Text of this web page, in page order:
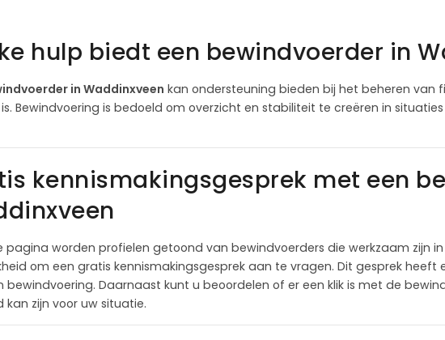
hulp biedt een bewindvoerder in
in Waddinxveen kan ondersteuning bieden bij het beheren
Bewindvoering is bedoeld om overzicht en stabiliteit te creëren in
kennismakingsgesprek met een
pagina worden profielen getoond van bewindvoerders die werkzaam zijn
om een gratis kennismakingsgesprek aan te vragen. Dit gesprek
bewindvoering. Daarnaast kunt u beoordelen of er een klik is met de
kan zijn voor uw situatie.